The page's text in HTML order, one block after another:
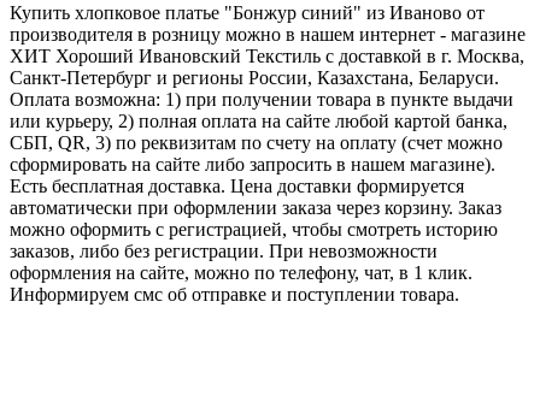
Купить хлопковое платье "Бонжур синий" из Иваново от
производителя в розницу можно в нашем интернет - магазине
ХИТ Хороший Ивановский Текстиль с доставкой в г. Москва,
Санкт-Петербург и регионы России, Казахстана, Беларуси.
Оплата возможна: 1) при получении товара в пункте выдачи
или курьеру, 2) полная оплата на сайте любой картой банка,
СБП, QR, 3) по реквизитам по счету на оплату (счет можно
сформировать на сайте либо запросить в нашем магазине).
Есть бесплатная доставка. Цена доставки формируется
автоматически при оформлении заказа через корзину. Заказ
можно оформить с регистрацией, чтобы смотреть историю
заказов, либо без регистрации. При невозможности
оформления на сайте, можно по телефону, чат, в 1 клик.
Информируем смс об отправке и поступлении товара.